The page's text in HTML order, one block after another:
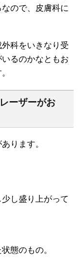
ので、皮膚科に
科をいきなり受
るのかなともお
ーザーがお
ります。
し盛り上がって
態のもの。